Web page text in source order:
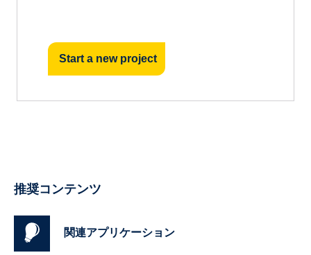
Start a new project
推奨コンテンツ
関連アプリケーション